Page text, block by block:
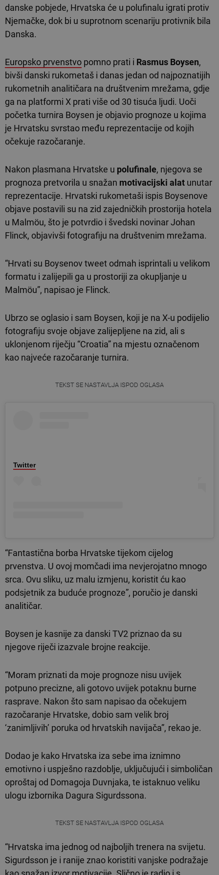
danske pobjede, Hrvatska će u polufinalu igrati protiv
Njemačke, dok bi u suprotnom scenariju protivnik bila
Danska.
Europsko prvenstvo pomno prati i Rasmus Boysen,
bivši danski rukometaš i danas jedan od najpoznatijih
rukometnih analitičara na društvenim mrežama, gdje
ga na platformi X prati više od 30 tisuća ljudi. Uoči
početka turnira Boysen je objavio prognoze u kojima
je Hrvatsku svrstao među reprezentacije od kojih
očekuje razočaranje.
Nakon plasmana Hrvatske u polufinale, njegova se
prognoza pretvorila u snažan motivacijski alat unutar
reprezentacije. Hrvatski rukometaši ispis Boysenove
objave postavili su na zid zajedničkih prostorija hotela
u Malmöu, što je potvrdio i švedski novinar Johan
Flinck, objavivši fotografiju na društvenim mrežama.
“Hrvati su Boysenov tweet odmah isprintali u velikom
formatu i zalijepili ga u prostoriji za okupljanje u
Malmöu”, napisao je Flinck.
Ubrzo se oglasio i sam Boysen, koji je na X-u podijelio
fotografiju svoje objave zalijepljene na zid, ali s
uklonjenom riječju “Croatia” na mjestu označenom
kao najveće razočaranje turnira.
TEKST SE NASTAVLJA ISPOD OGLASA
Twitter
“Fantastična borba Hrvatske tijekom cijelog
prvenstva. U ovoj momčadi ima nevjerojatno mnogo
srca. Ovu sliku, uz malu izmjenu, koristit ću kao
podsjetnik za buduće prognoze”, poručio je danski
analitičar.
Boysen je kasnije za danski TV2 priznao da su
njegove riječi izazvale brojne reakcije.
“Moram priznati da moje prognoze nisu uvijek
potpuno precizne, ali gotovo uvijek potaknu burne
rasprave. Nakon što sam napisao da očekujem
razočaranje Hrvatske, dobio sam velik broj
‘zanimljivih’ poruka od hrvatskih navijača”, rekao je.
Dodao je kako Hrvatska iza sebe ima iznimno
emotivno i uspješno razdoblje, uključujući i simboličan
oproštaj od Domagoja Duvnjaka, te istaknuo veliku
ulogu izbornika Dagura Sigurdssona.
TEKST SE NASTAVLJA ISPOD OGLASA
“Hrvatska ima jednog od najboljih trenera na svijetu.
Sigurdsson je i ranije znao koristiti vanjske podražaje